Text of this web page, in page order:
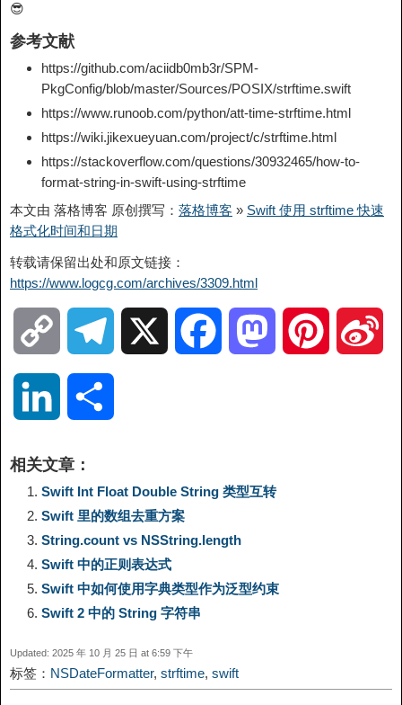
😎
参考文献
https://github.com/aciidb0mb3r/SPM-
PkgConfig/blob/master/Sources/POSIX/strftime.swift
https://www.runoob.com/python/att-time-strftime.html
https://wiki.jikexueyuan.com/project/c/strftime.html
https://stackoverflow.com/questions/30932465/how-to-
format-string-in-swift-using-strftime
本文由 落格博客 原创撰写： 落格博客 » Swift 使用 strftime 快速
格式化时间和日期
转载请保留出处和原文链接：
https://www.logcg.com/archives/3309.html
o
y
L
i
n
k
g
r
a
m
n
k
e
I
相关文章：
Swift Int Float Double String 类型互转
Swift 里的数组去重方案
String.count vs NSString.length
Swift 中的正则表达式
Swift 中如何使用字典类型作为泛型约束
Swift 2 中的 String 字符串
Updated: 2025 年 10 月 25 日 at 6:59 下午
标签： NSDateFormatter, strftime, swift